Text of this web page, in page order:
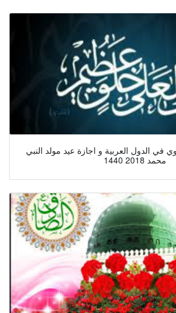
في الدول العربية و اجازة عيد مولد النبي
محمد 2018 1440